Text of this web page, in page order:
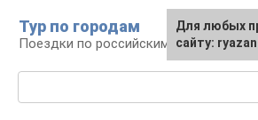
контенту
Тур по городам
Поездки по российским городам
Для любых
сайту: